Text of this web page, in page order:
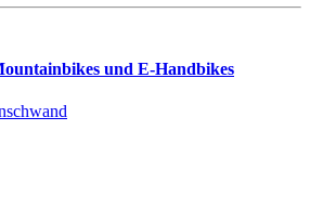
und E-Handbikes